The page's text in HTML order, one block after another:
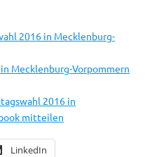
2016 in Mecklenburg-
Mecklenburg-Vorpommern
2016 in
mitteilen
LinkedIn